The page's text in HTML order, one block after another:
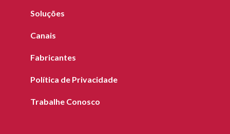
Soluções
Canais
Fabricantes
Política de Privacidade
Trabalhe Conosco